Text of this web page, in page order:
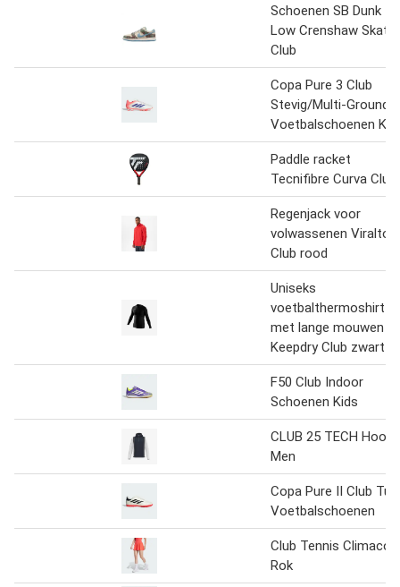
Schoenen SB Dunk
Low Crenshaw Skate
Club
Copa Pure 3 Club
Stevig/Multi-Ground
Voetbalschoenen
Paddle racket
Tecnifibre Curva Club
Regenjack voor
volwassenen Viralto
Club rood
Uniseks
voetbalthermoshirt
met lange mouwen
Keepdry Club zwart
F50 Club Indoor
Schoenen Kids
CLUB 25 TECH
Men
Copa Pure II Club
Voetbalschoenen
Club Tennis
Rok